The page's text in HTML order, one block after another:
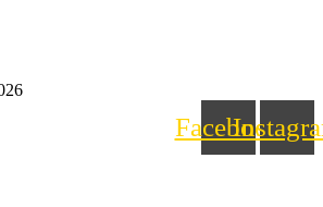
Facebook